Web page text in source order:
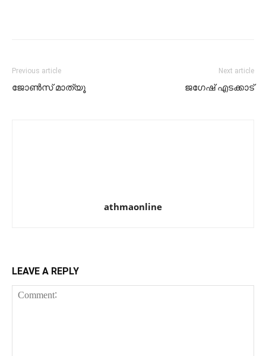
Previous article
ജോൺസ് മാത്യൂ
Next article
ജഗേഷ് എടക്കാട്
athmaonline
LEAVE A REPLY